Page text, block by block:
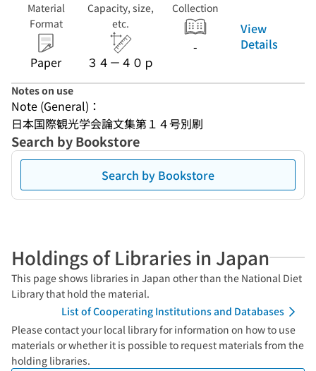
Material
Format
Paper
Capacity, size,
etc.
３４－４０ｐ
Collection
-
View
Details
Notes on use
Note (General)：
日本国際観光学会論文集第１４号別刷
Search by Bookstore
Search by Bookstore
Holdings of Libraries in Japan
This page shows libraries in Japan other than the National Diet
Library that hold the material.
List of Cooperating Institutions and Databases
Please contact your local library for information on how to use
materials or whether it is possible to request materials from the
holding libraries.